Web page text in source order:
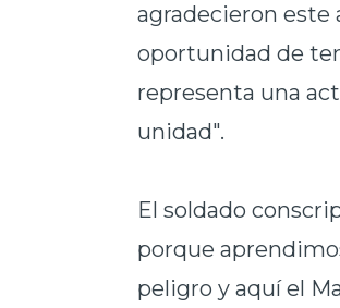
agradecieron este
oportunidad de
representa una
unidad".
El soldado
porque
peligro y aquí el